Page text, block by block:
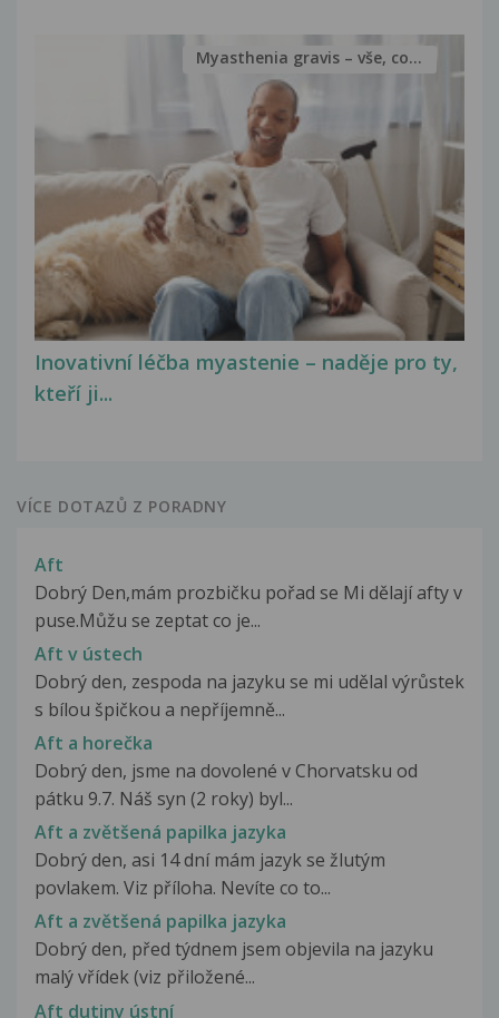
Inovativní léčba myastenie – naděje pro ty,
kteří ji...
Myasthenia gravis – vše, co...
VÍCE DOTAZŮ Z PORADNY
Aft
Dobrý Den,mám prozbičku pořad se Mi dělají afty v
puse.Můžu se zeptat co je...
Aft v ústech
Dobrý den, zespoda na jazyku se mi udělal výrůstek
s bílou špičkou a nepříjemně...
Aft a horečka
Dobrý den, jsme na dovolené v Chorvatsku od
pátku 9.7. Náš syn (2 roky) byl...
Aft a zvětšená papilka jazyka
Dobrý den, asi 14 dní mám jazyk se žlutým
povlakem. Viz příloha. Nevíte co to...
Aft a zvětšená papilka jazyka
Dobrý den, před týdnem jsem objevila na jazyku
malý vřídek (viz přiložené...
Aft dutiny ústní